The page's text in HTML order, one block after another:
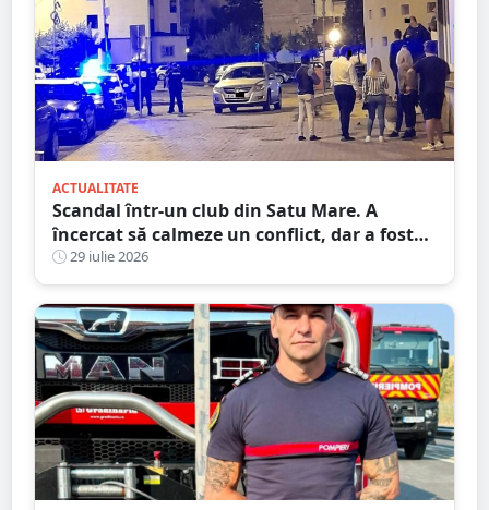
ACTUALITATE
Scandal într-un club din Satu Mare. A
încercat să calmeze un conflict, dar a fost
pus la pământ cu un singur pumn
29 iulie 2026